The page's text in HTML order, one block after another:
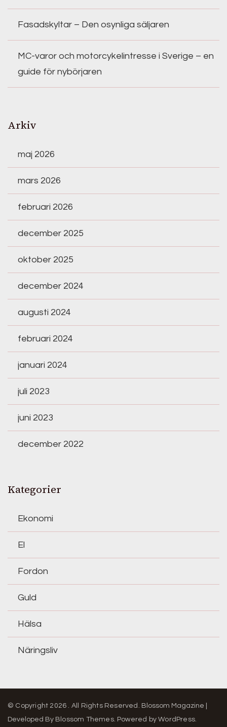
Fasadskyltar – Den osynliga säljaren
MC-varor och motorcykelintresse i Sverige – en
guide för nybörjaren
Arkiv
maj 2026
mars 2026
februari 2026
december 2025
oktober 2025
december 2024
augusti 2024
februari 2024
januari 2024
juli 2023
juni 2023
december 2022
Kategorier
Ekonomi
El
Fordon
Guld
Hälsa
Näringsliv
© Copyright 2026 . All Rights Reserved. Blossom Magazine |
Developed By Blossom Themes. Powered byWordPress.